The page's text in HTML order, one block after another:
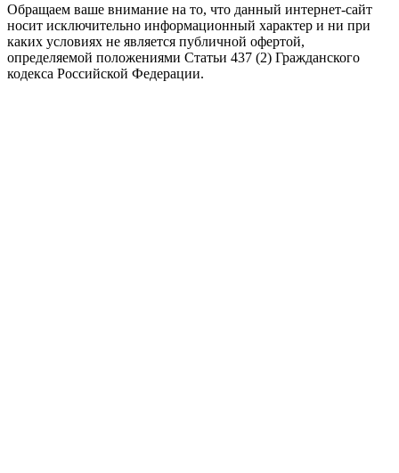
Обращаем ваше внимание на то, что данный интернет-сайт
носит исключительно информационный характер и ни при
каких условиях не является публичной офертой,
определяемой положениями Статьи 437 (2) Гражданского
кодекса Российской Федерации.